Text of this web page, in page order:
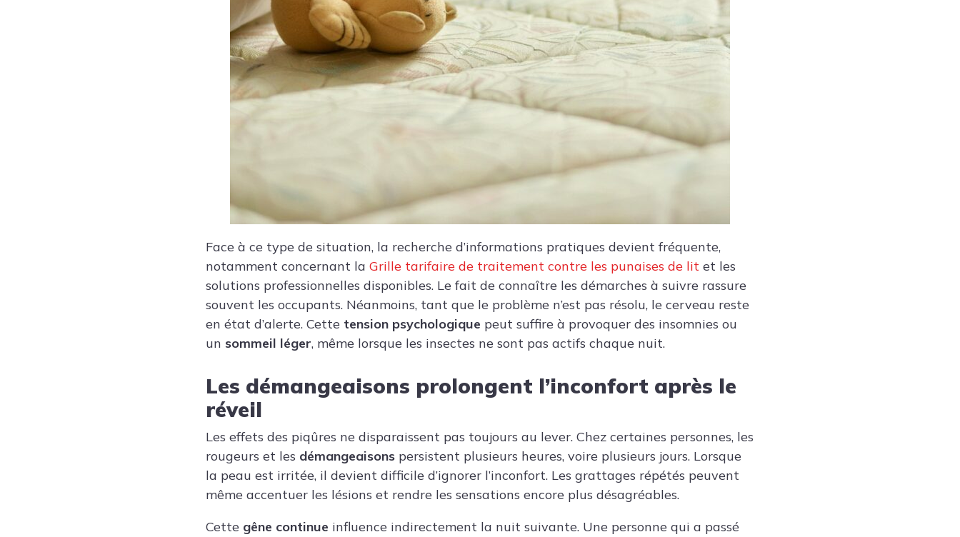
Face à ce type de situation, la recherche d’informations pratiques devient fréquente,
notamment concernant la Grille tarifaire de traitement contre les punaises de lit et les
solutions professionnelles disponibles. Le fait de connaître les démarches à suivre rassure
souvent les occupants. Néanmoins, tant que le problème n’est pas résolu, le cerveau reste
en état d’alerte. Cette tension psychologique peut suffire à provoquer des insomnies ou
un sommeil léger, même lorsque les insectes ne sont pas actifs chaque nuit.
Les démangeaisons prolongent l’inconfort après le
réveil
Les effets des piqûres ne disparaissent pas toujours au lever. Chez certaines personnes, les
rougeurs et les démangeaisons persistent plusieurs heures, voire plusieurs jours. Lorsque
la peau est irritée, il devient difficile d’ignorer l’inconfort. Les grattages répétés peuvent
même accentuer les lésions et rendre les sensations encore plus désagréables.
Cette gêne continue influence indirectement la nuit suivante. Une personne qui a passé